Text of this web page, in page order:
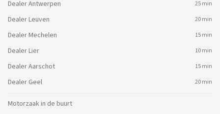
DealerAntwerpen 25 min
DealerLeuven 20 min
DealerMechelen 15 min
DealerLier 10 min
DealerAarschot 15 min
Dealer Geel 20 min
Motorzaak in de buurt